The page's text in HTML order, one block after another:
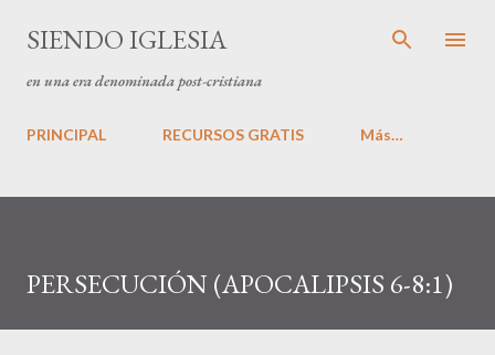
Ir al contenido principal
SIENDO IGLESIA
en una era denominada post-cristiana
PRINCIPAL RECURSOS GRATIS Más…
PERSECUCIÓN (APOCALIPSIS 6-8:1)